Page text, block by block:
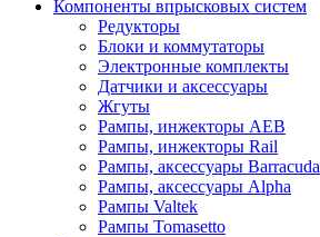
Компоненты впрысковых систем
Редукторы
Блоки и коммутаторы
Электронные комплекты
Датчики и аксессуары
Жгуты
Рампы, инжекторы AEB
Рампы, инжекторы Rail
Рампы, аксессуары Barracuda
Рампы, аксессуары Alpha
Рампы Valtek
Рампы Tomasetto